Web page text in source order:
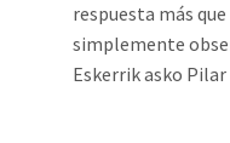
respuesta más
simplemente
Eskerrik asko Pilar